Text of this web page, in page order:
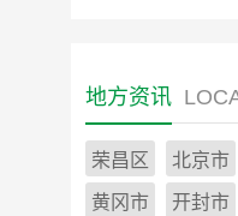
地方资讯
荣昌区 北京市
黄冈市 开封市